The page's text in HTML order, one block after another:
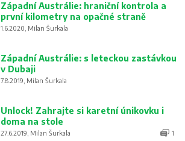
Západní Austrálie: hraniční kontrola a
první kilometry na opačné straně
1.6.2020, Milan Šurkala
Západní Austrálie: s leteckou zastávkou
v Dubaji
7.8.2019, Milan Šurkala
Unlock! Zahrajte si karetní únikovku i
doma na stole
27.6.2019, Milan Šurkala 1